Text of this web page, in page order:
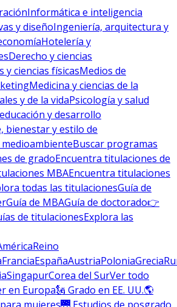
Informática e inteligencia
y diseñoIngeniería, arquitectura y
Hotelería y
Derecho y ciencias
y ciencias físicasMedios de
Medicina y ciencias de la
y de la vidaPsicología y salud
y desarrollo
bienestar y estilo de
Buscar programas
de gradoEncuentra titulaciones de
MBAEncuentra titulaciones
todas las titulacionesGuía de
Guía de MBAGuía de doctorado👉
de titulacionesExplora las
Reino
FranciaEspañaAustriaPoloniaGrecia
SingapurCorea del SurVer todo
en Europa🗽 Grado en EE. UU.🌎